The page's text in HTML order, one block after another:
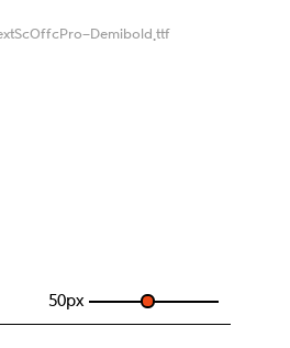
Demibold.ttf
50px